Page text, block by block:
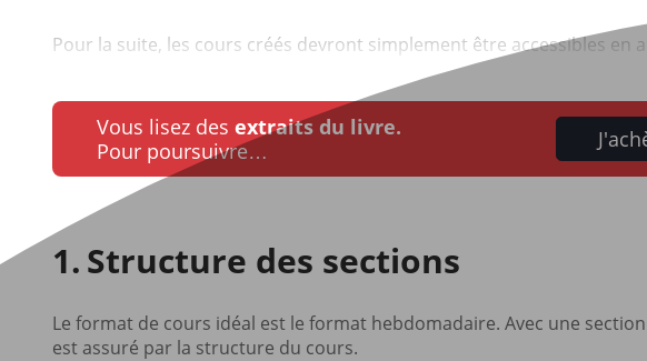
Pour la suite, les cours créés devront simplement être accessibles en
Vous lisez des extraits du livre.
Pour poursuivre…
Structure des sections
Le format de cours idéal est le format hebdomadaire. Avec une
est assuré par la structure du cours.